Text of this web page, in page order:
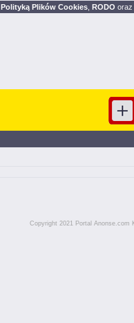
Polityką Plików Cookies, RODO oraz
Copyright 2021 Portal Anonse.com